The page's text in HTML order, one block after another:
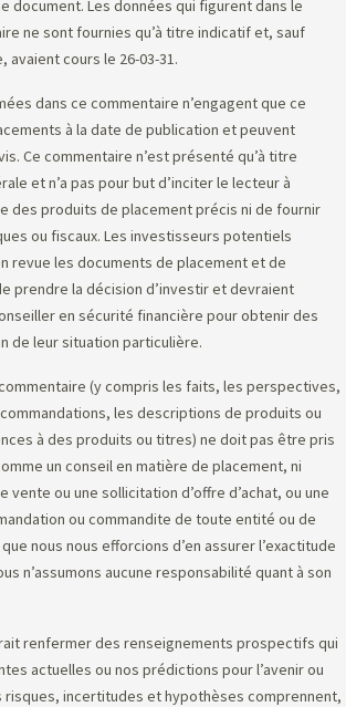
document. Les données qui figurent dans le
ne sont fournies qu’à titre indicatif et, sauf
avaient cours le 26-03-31.
dans ce commentaire n’engagent que ce
à la date de publication et peuvent
Ce commentaire n’est présenté qu’à titre
et n’a pas pour but d’inciter le lecteur à
des produits de placement précis ni de fournir
ou fiscaux. Les investisseurs potentiels
revue les documents de placement et de
prendre la décision d’investir et devraient
en sécurité financière pour obtenir des
de leur situation particulière.
(y compris les faits, les perspectives,
les descriptions de produits ou
à des produits ou titres) ne doit pas être pris
un conseil en matière de placement, ni
vente ou une sollicitation d’offre d’achat, ou une
ou commandite de toute entité ou de
nous nous efforcions d’en assurer l’exactitude
n’assumons aucune responsabilité quant à son
renfermer des renseignements prospectifs qui
actuelles ou nos prédictions pour l’avenir ou
risques, incertitudes et hypothèses comprennent,